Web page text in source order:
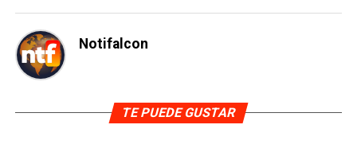
Notifalcon
TE PUEDE GUSTAR